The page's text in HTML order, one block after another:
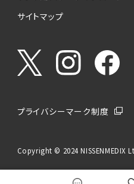
サイトマップ
プライバシーマーク制度
Copyright © 2024 NISSENMEDIX